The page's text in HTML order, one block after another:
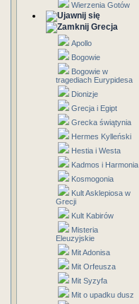
Wierzenia Gotów
Grecja
Apollo
Bogowie
Bogowie w
tragediach Eurypidesa
Dionizje
Grecja i Egipt
Grecka świątynia
Hermes Kylleński
Hestia i Westa
Kadmos i Harmonia
Kosmogonia
Kult Asklepiosa w
Grecji
Kult Kabirów
Misteria
Eleuzyjskie
Mit Adonisa
Mit Orfeusza
Mit Syzyfa
Mit o upadku dusz